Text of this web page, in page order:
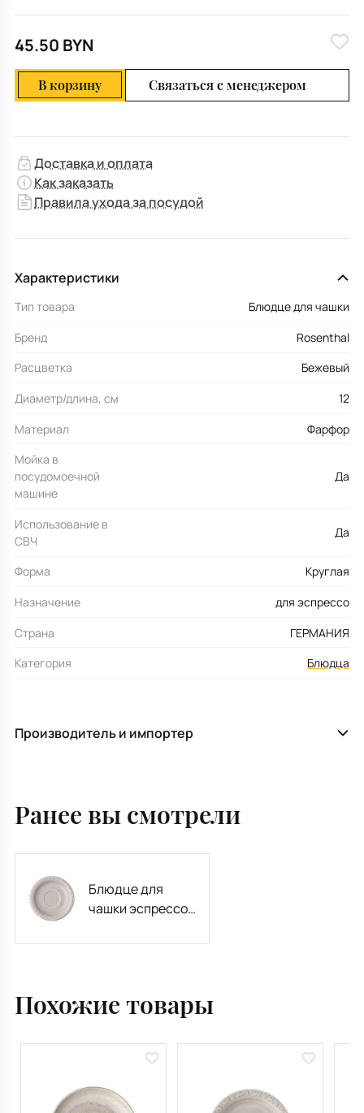
45.50 BYN
В корзину Связаться с менеджером
Доставка и оплата
Как заказать
Правила ухода за посудой
Характеристики
Тип товара
Блюдце для чашки
Бренд
Rosenthal
Расцветка
Бежевый
Диаметр/длина, см
12
Материал
Фарфор
Мойка в
посудомоечной
машине
Да
Использование в
СВЧ
Да
Форма
Круглая
Назначение
для эспрессо
Страна
ГЕРМАНИЯ
Категория
Блюдца
Производитель и импортер
Ранее вы смотрели
Блюдце для
чашки эспрессо
12 см
Похожие товары